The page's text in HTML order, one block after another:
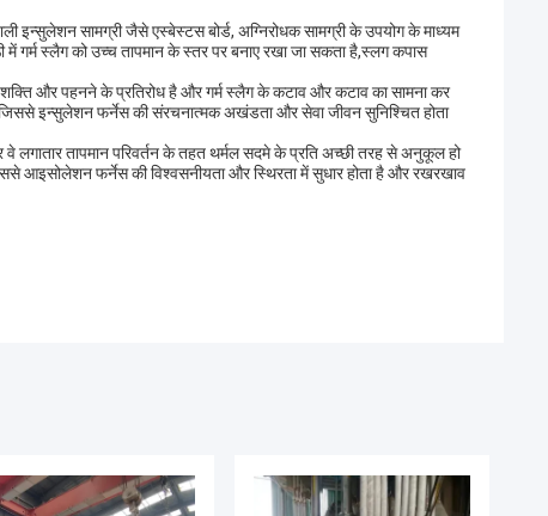
इन्सुलेशन सामग्री जैसे एस्बेस्टस बोर्ड, अग्निरोधक सामग्री के उपयोग के माध्यम
में गर्म स्लैग को उच्च तापमान के स्तर पर बनाए रखा जा सकता है,स्लग कपास
और पहनने के प्रतिरोध है और गर्म स्लैग के कटाव और कटाव का सामना कर
जिससे इन्सुलेशन फर्नेस की संरचनात्मक अखंडता और सेवा जीवन सुनिश्चित होता
वे लगातार तापमान परिवर्तन के तहत थर्मल सदमे के प्रति अच्छी तरह से अनुकूल हो
आइसोलेशन फर्नेस की विश्वसनीयता और स्थिरता में सुधार होता है और रखरखाव